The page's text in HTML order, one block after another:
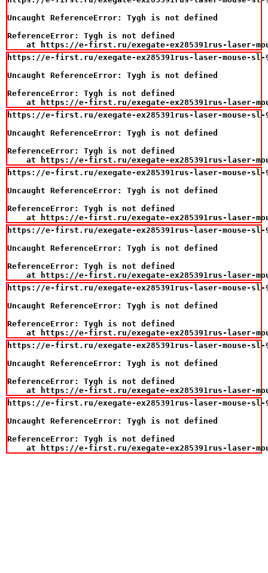
Uncaught ReferenceError: Tygh is not defined
ReferenceError: Tygh is not defined
at https://e-first.ru/exegate-ex285391rus-laser-
https://e-first.ru/exegate-ex285391rus-laser-mouse-sl-
Uncaught ReferenceError: Tygh is not defined
ReferenceError: Tygh is not defined
at https://e-first.ru/exegate-ex285391rus-laser-
https://e-first.ru/exegate-ex285391rus-laser-mouse-sl-
Uncaught ReferenceError: Tygh is not defined
ReferenceError: Tygh is not defined
at https://e-first.ru/exegate-ex285391rus-laser-
https://e-first.ru/exegate-ex285391rus-laser-mouse-sl-
Uncaught ReferenceError: Tygh is not defined
ReferenceError: Tygh is not defined
at https://e-first.ru/exegate-ex285391rus-laser-
https://e-first.ru/exegate-ex285391rus-laser-mouse-sl-
Uncaught ReferenceError: Tygh is not defined
ReferenceError: Tygh is not defined
at https://e-first.ru/exegate-ex285391rus-laser-
https://e-first.ru/exegate-ex285391rus-laser-mouse-sl-
Uncaught ReferenceError: Tygh is not defined
ReferenceError: Tygh is not defined
at https://e-first.ru/exegate-ex285391rus-laser-
https://e-first.ru/exegate-ex285391rus-laser-mouse-sl-
Uncaught ReferenceError: Tygh is not defined
ReferenceError: Tygh is not defined
at https://e-first.ru/exegate-ex285391rus-laser-
https://e-first.ru/exegate-ex285391rus-laser-mouse-sl-
Uncaught ReferenceError: Tygh is not defined
ReferenceError: Tygh is not defined
at https://e-first.ru/exegate-ex285391rus-laser-